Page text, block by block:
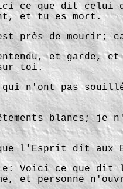
ce que dit
et tu es mort.
de mourir;
et
toi.
qui n'ont pas
blancs; je
l'Esprit dit aux
Voici ce que
et personne